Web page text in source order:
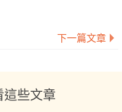
下一篇文章
些文章